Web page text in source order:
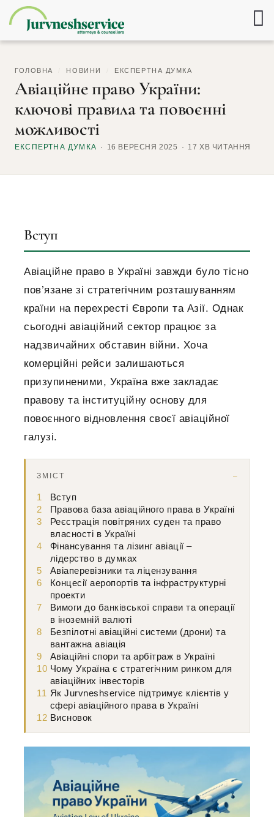
ГОЛОВНА НОВИНИ ЕКСПЕРТНА ДУМКА
Авіаційне право України:
ключові правила та повоєнні
можливості
ЕКСПЕРТНА ДУМКА 16 ВЕРЕСНЯ 2025 17 ХВ ЧИТАННЯ
Вступ
Авіаційне право в Україні завжди було тісно
пов’язане зі стратегічним розташуванням
країни на перехресті Європи та Азії. Однак
сьогодні авіаційний сектор працює за
надзвичайних обставин війни. Хоча
комерційні рейси залишаються
призупиненими, Україна вже закладає
правову та інституційну основу для
повоєнного відновлення своєї авіаційної
галузі.
ЗМІСТ
1
Вступ
2
Правова база авіаційного права в Україні
3
Реєстрація повітряних суден та право
власності в Україні
4
Фінансування та лізинг авіації –
лідерство в думках
5
Авіаперевізники та ліцензування
6
Концесії аеропортів та інфраструктурні
проекти
7
Вимоги до банківської справи та операції
в іноземній валюті
8
Безпілотні авіаційні системи (дрони) та
вантажна авіація
9
Авіаційні спори та арбітраж в Україні
10 Чому Україна є стратегічним ринком для
авіаційних інвесторів
11 Як Jurvneshservice підтримує клієнтів у
сфері авіаційного права в Україні
12 Висновок